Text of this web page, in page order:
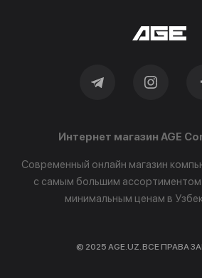
Интернет магазин AGE
Современный онлайн магазин
с самым большим
минимальным ценам в
© 2025 AGE.UZ. ВСЕ ПРАВА